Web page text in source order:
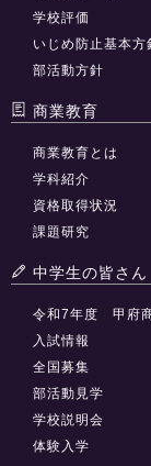
学校評価
いじめ防止基本方
部活動方針
商業教育
商業教育とは
学科紹介
資格取得状況
課題研究
中学生の皆さん
令和7年度 甲府
入試情報
全国募集
部活動見学
学校説明会
体験入学